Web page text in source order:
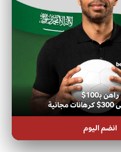
راهن بـ100$
انضم اليوم